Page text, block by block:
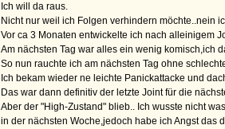
Ich will da raus.
Nicht nur weil ich Folgen verhindern möchte..nein
Vor ca 3 Monaten entwickelte ich nach alleinigem
Am nächsten Tag war alles ein wenig komisch,ich
So nun rauchte ich am nächsten Tag ohne
Ich bekam wieder ne leichte Panickattacke und
Das war dann definitiv der letzte Joint für die
Aber der "High-Zustand" blieb.. Ich wusste nicht
in der nächsten Woche,jedoch habe ich Angst das